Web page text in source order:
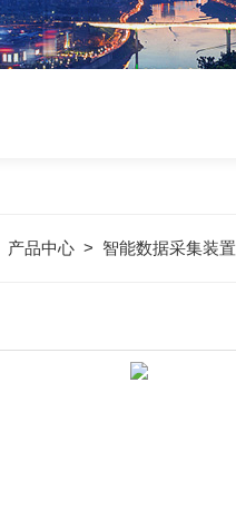
产品中心> 智能数据采集装置